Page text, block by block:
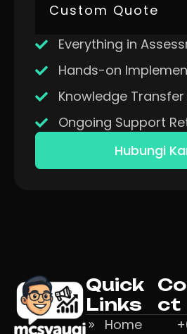
Custom Quote
Everything in
Hands-on
Knowledge
Ongoing Support
Hubungi
Quick
Links
Home
ct